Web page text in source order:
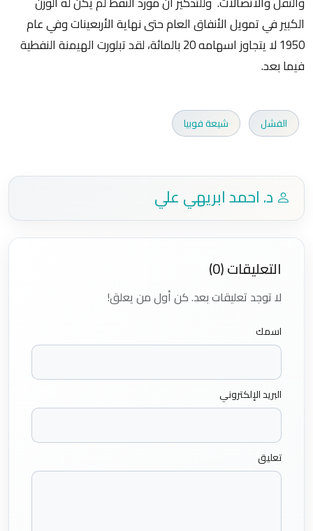
الكبير في تمويل الأنفاق العام حتى نهاية الأربعينات وفي عام
1950 لا يتجاوز اسهامه 20 بالمائة، لقد تبلورت الهيمنة النفطية
فيما بعد.
الفشل شيعة فوبيا
د. احمد ابريهي علي
التعليقات (0)
لا توجد تعليقات بعد. كن أول من يعلق!
اسمك
البريد الإلكتروني
تعليق